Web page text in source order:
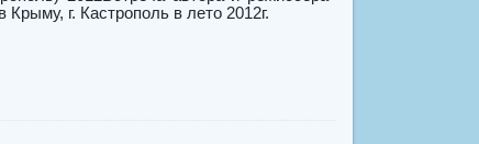
г. Кастрополь в лето 2012г.